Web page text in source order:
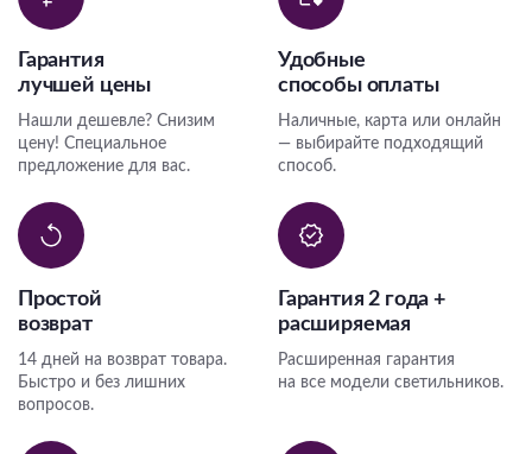
Гарантия
лучшей цены
Нашли дешевле? Снизим
цену! Специальное
предложение для вас.
Удобные
способы оплаты
Наличные, карта или онлайн
— выбирайте подходящий
способ.
Простой
возврат
14 дней на возврат товара.
Быстро и без лишних
вопросов.
Гарантия 2 года +
расширяемая
Расширенная гарантия
на все модели светильников.